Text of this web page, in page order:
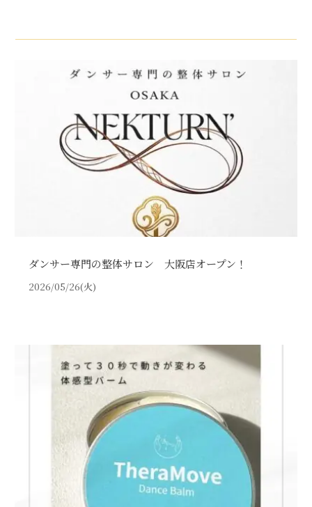
ダンサー専門の整体サロン 大阪店オープン！
2026/05/26(火)